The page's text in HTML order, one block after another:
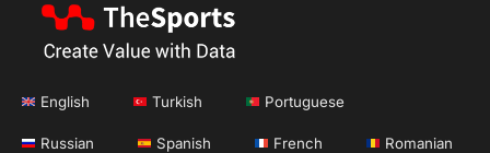
English Turkish Portuguese
Russian Spanish French Romanian